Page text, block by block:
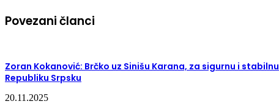
Povezani članci
Zoran Kokanović: Brčko uz Sinišu Karana, za sigurnu i stabilnu
Republiku Srpsku
20.11.2025